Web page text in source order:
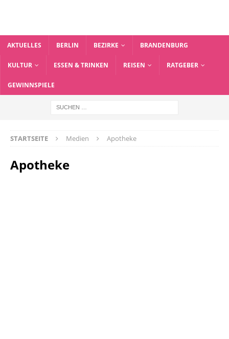
AKTUELLES BERLIN BEZIRKE BRANDENBURG
KULTUR ESSEN & TRINKEN REISEN RATGEBER
GEWINNSPIELE
STARTSEITE Medien Apotheke
Apotheke